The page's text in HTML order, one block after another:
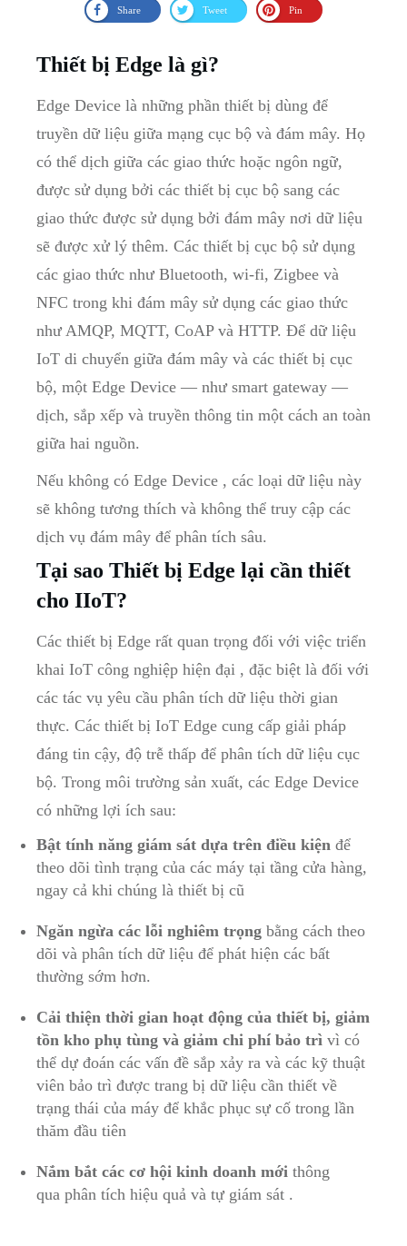
Share Tweet Pin
Thiết bị Edge là gì?
Edge Device là những phần thiết bị dùng để
truyền dữ liệu giữa mạng cục bộ và đám mây. Họ
có thể dịch giữa các giao thức hoặc ngôn ngữ,
được sử dụng bởi các thiết bị cục bộ sang các
giao thức được sử dụng bởi đám mây nơi dữ liệu
sẽ được xử lý thêm. Các thiết bị cục bộ sử dụng
các giao thức như Bluetooth, wi-fi, Zigbee và
NFC trong khi đám mây sử dụng các giao thức
như AMQP, MQTT, CoAP và HTTP. Để dữ liệu
IoT di chuyển giữa đám mây và các thiết bị cục
bộ, một Edge Device — như smart gateway —
dịch, sắp xếp và truyền thông tin một cách an toàn
giữa hai nguồn.
Nếu không có Edge Device , các loại dữ liệu này
sẽ không tương thích và không thể truy cập các
dịch vụ đám mây để phân tích sâu.
Tại sao Thiết bị Edge lại cần thiết
cho IIoT?
Các thiết bị Edge rất quan trọng đối với việc triển
khai IoT công nghiệp hiện đại , đặc biệt là đối với
các tác vụ yêu cầu phân tích dữ liệu thời gian
thực. Các thiết bị IoT Edge cung cấp giải pháp
đáng tin cậy, độ trễ thấp để phân tích dữ liệu cục
bộ. Trong môi trường sản xuất, các Edge Device
có những lợi ích sau:
Bật tính năng giám sát dựa trên điều kiện để
theo dõi tình trạng của các máy tại tầng cửa hàng,
ngay cả khi chúng là thiết bị cũ
Ngăn ngừa các lỗi nghiêm trọng bằng cách theo
dõi và phân tích dữ liệu để phát hiện các bất
thường sớm hơn.
Cải thiện thời gian hoạt động của thiết bị, giảm
tồn kho phụ tùng và giảm chi phí bảo trì vì có
thể dự đoán các vấn đề sắp xảy ra và các kỹ thuật
viên bảo trì được trang bị dữ liệu cần thiết về
trạng thái của máy để khắc phục sự cố trong lần
thăm đầu tiên
Nắm bắt các cơ hội kinh doanh mới thông
qua phân tích hiệu quả và tự giám sát .